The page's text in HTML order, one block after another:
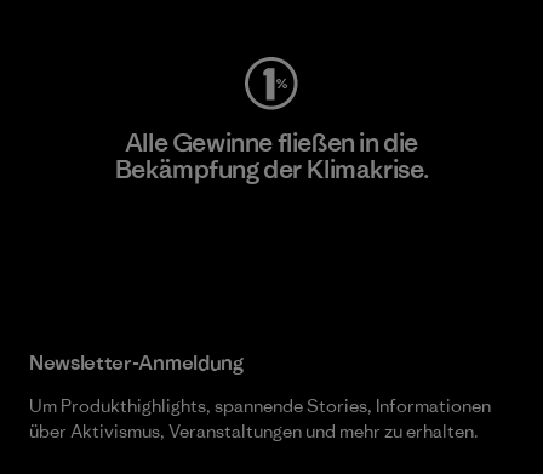
Alle Gewinne fließen in die
Bekämpfung der Klimakrise.
Newsletter-Anmeldung
Um Produkthighlights, spannende Stories, Informationen
über Aktivismus, Veranstaltungen und mehr zu erhalten.